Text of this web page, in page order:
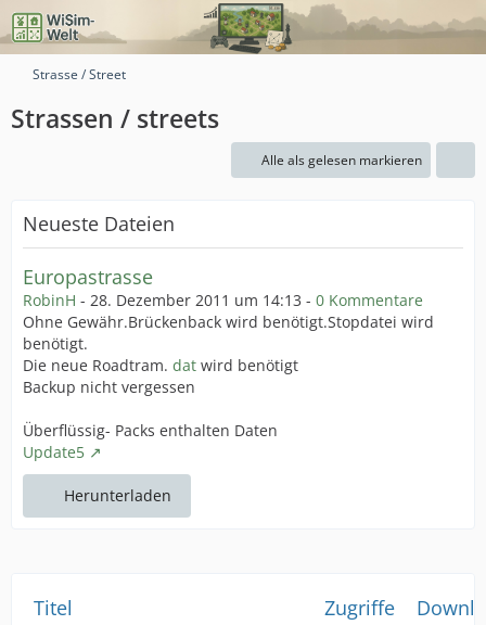
Strasse / Street
Strassen / streets
Alle als gelesen markieren
Neueste Dateien
Europastrasse
RobinH - 28. Dezember 2011 um 14:13 - 0 Kommentare
Ohne Gewähr.Brückenback wird benötigt.Stopdatei wird
benötigt.
Die neue Roadtram. dat wird benötigt
Backup nicht vergessen
Überflüssig- Packs enthalten Daten
Update5
Herunterladen
Titel Zugriffe